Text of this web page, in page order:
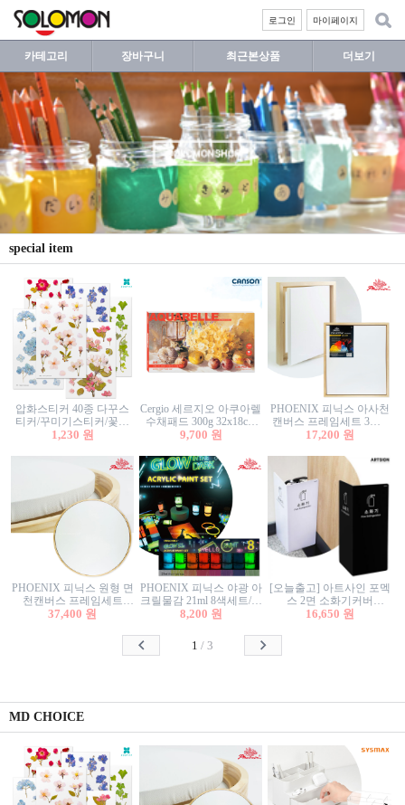
마이페이지
로그인
카테고리 장바구니 최근본상품 더보기
special item
압화스티커 40종 다꾸스
티커/꾸미기스티커/꽃스
티커/압화꽃책갈피/팬시
1,230 원
Cergio 세르지오 아쿠아렐
수채패드 300g 32x18cm
12매 1면제본
9,700 원
PHOENIX 피닉스 아사천
캔버스 프레임세트 3호F
27.3x22cm 캔버스와 올림
17,200 원
PHOENIX 피닉스 원형 면
천캔버스 프레임세트
40cm/원형캔버스/플로팅
37,400 원
PHOENIX 피닉스 야광 아
크릴물감 21ml 8색세트/야
광물감
8,200 원
[오늘출고] 아트사인 포멕
스 2면 소화기커버
1470/1471/소화기커버/소
함/소화기거치대/소화기
16,650 원
1 / 3
MD CHOICE